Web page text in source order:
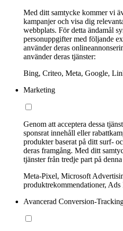
Med ditt samtycke kommer vi
kampanjer och visa dig
webbplats. För detta ändamål
personuppgifter med följande
använder deras
använder deras tjänster:
Bing, Criteo, Meta, Google,
Marketing
Genom att acceptera dessa
sponsrat innehåll eller
produkter baserat på ditt surf-
deras framgång. Med ditt
tjänster från tredje part på
Meta-Pixel, Microsoft
produktrekommendationer, Ads
Avancerad Conversion-